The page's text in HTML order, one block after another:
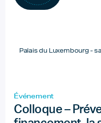
Palais du Luxembourg -
Événement
Colloque –